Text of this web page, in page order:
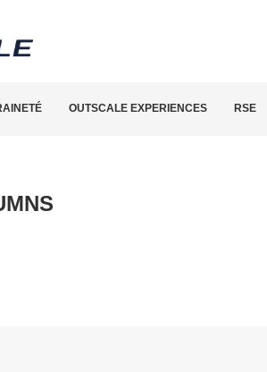
OUTSCALE EXPERIENCES RSE